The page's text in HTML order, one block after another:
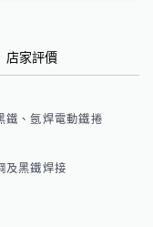
店家評價
鐵、氬焊電動鐵捲
及黑鐵焊接